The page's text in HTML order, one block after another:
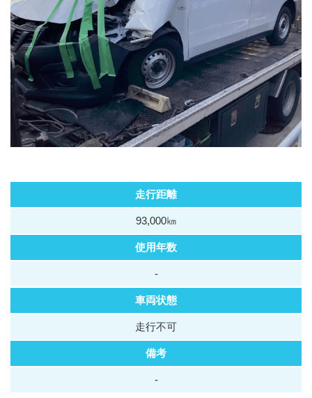
走行距離
93,000㎞
使用年数
-
車両状態
走行不可
備考
-